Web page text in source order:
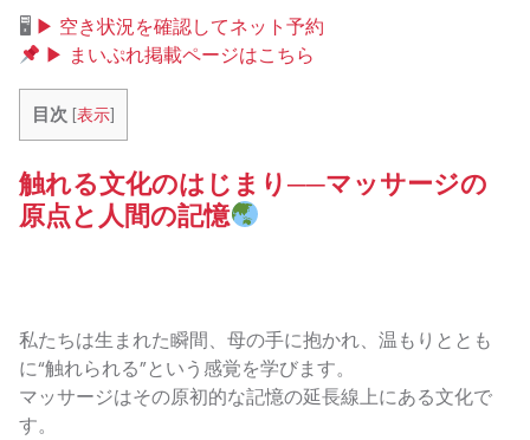
🖥 ▶ 空き状況を確認してネット予約
▶ まいぷれ掲載ページはこちら
目次 [表示]
触れる文化のはじまり──マッサージの
原点と人間の記憶
私たちは生まれた瞬間、母の手に抱かれ、温もりととも
に“触れられる”という感覚を学びます。
マッサージはその原初的な記憶の延長線上にある文化で
す。